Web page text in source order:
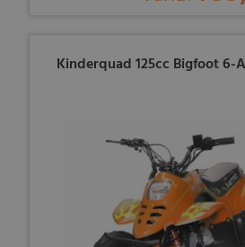
Kinderquad 125cc Bigfoot 6-